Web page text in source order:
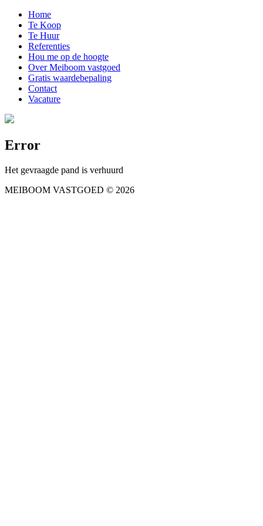
Home
Te Koop
Te Huur
Referenties
Hou me op de hoogte
Over Meiboom vastgoed
Gratis waardebepaling
Contact
Vacature
Error
Het gevraagde pand is verhuurd
MEIBOOM VASTGOED © 2026